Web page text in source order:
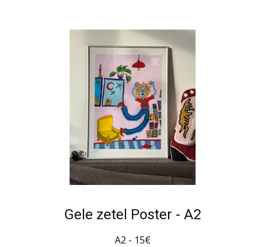
Gele zetel Poster - A2
A2 - 15€